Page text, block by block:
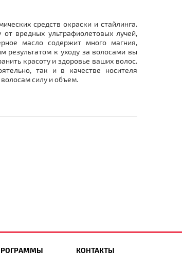
средств окраски и стайлинга.
вредных ультрафиолетовых лучей,
масло содержит много магния,
к уходу за волосами вы
красоту и здоровье ваших волос.
так и в качестве носителя
силу и объем.
КОНТАКТЫ